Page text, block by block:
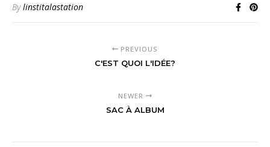
Bylinstitalastation
PREVIOUS
C'EST QUOI L'IDÉE?
NEWER
SAC À ALBUM